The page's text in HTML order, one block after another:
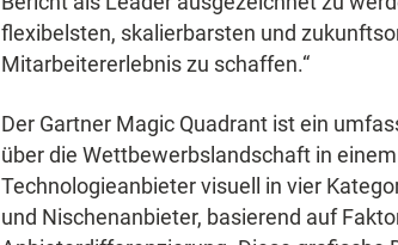
flexibelsten, skalierbarsten und
Mitarbeitererlebnis zu schaffen.“
Der Gartner Magic Quadrant ist ein
über die Wettbewerbslandschaft in
Technologieanbieter visuell in vier
und Nischenanbieter, basierend auf